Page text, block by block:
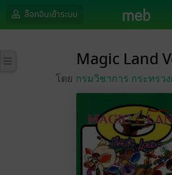
ล็อกอินเข้าระบบ
Magic Land
โดย กรมวิชาการ กระทรว